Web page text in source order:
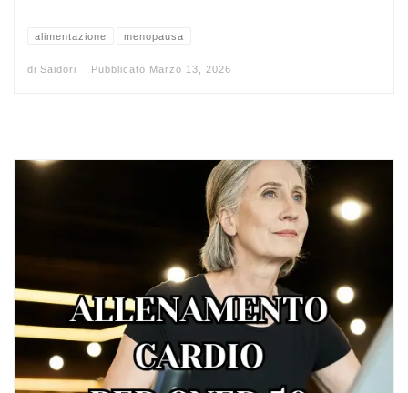
alimentazione menopausa
di Saidori Pubblicato Marzo 13, 2026